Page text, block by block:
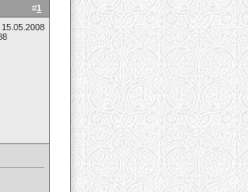
#1
15.05.2008